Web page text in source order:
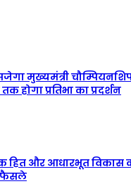
मुख्यमंत्री चौम्पियनशिप
होगा प्रतिभा का प्रदर्शन
हित और आधारभूत विकास
फैसले